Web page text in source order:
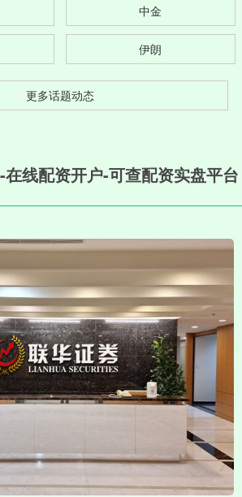
中金
伊朗
更多话题动态
线配资开户-可查配资实盘平台